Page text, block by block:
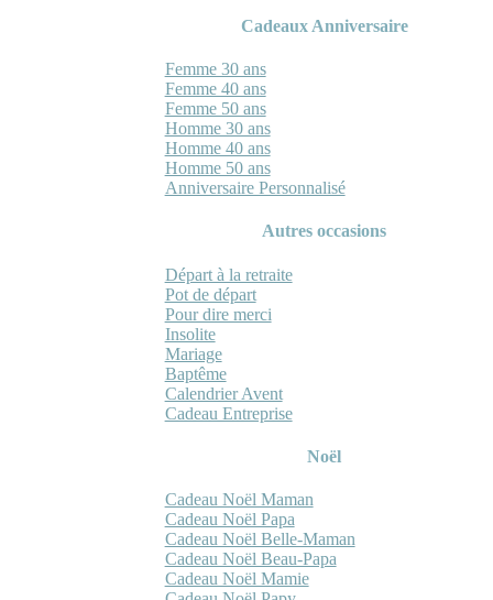
Cadeaux Anniversaire
Femme 30 ans
Femme 40 ans
Femme 50 ans
Homme 30 ans
Homme 40 ans
Homme 50 ans
Anniversaire Personnalisé
Autres occasions
Départ à la retraite
Pot de départ
Pour dire merci
Insolite
Mariage
Baptême
Calendrier Avent
Cadeau Entreprise
Noël
Cadeau Noël Maman
Cadeau Noël Papa
Cadeau Noël Belle-Maman
Cadeau Noël Beau-Papa
Cadeau Noël Mamie